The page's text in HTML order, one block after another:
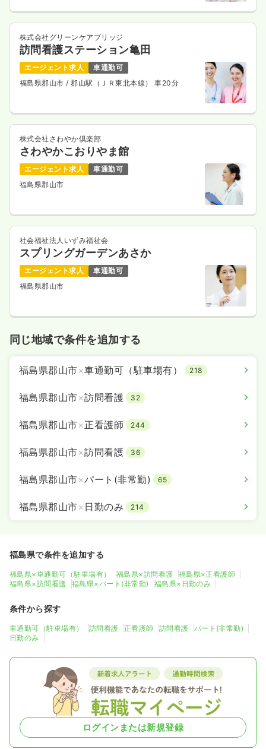
株式会社グリーンケアブリッジ
訪問看護ステーション亀田
エージェント求人
車通勤可
福島県郡山市/ 郡山駅（ＪＲ東北本線） 車20分
株式会社さわやか倶楽部
さわやかこおりやま館
エージェント求人
車通勤可
福島県郡山市
社会福祉法人いずみ福祉会
スプリングガーデンあさか
エージェント求人
車通勤可
福島県郡山市
同じ地域で条件を追加する
福島県郡山市×車通勤可（駐車場有） 218
福島県郡山市×訪問看護 32
福島県郡山市×正看護師 244
福島県郡山市×訪問看護 36
福島県郡山市×パート(非常勤) 65
福島県郡山市× 日勤のみ 214
福島県で条件を追加する
福島県×車通勤可（駐車場有） 福島県×訪問看護
福島県×正看護師
福島県×訪問看護
福島県×パート(非常勤) 福島県×日勤のみ
条件から探す
車通勤可（駐車場有） 訪問看護 正看護師 訪問看護
パート(非常勤)
日勤のみ
ログインまたは新規登録